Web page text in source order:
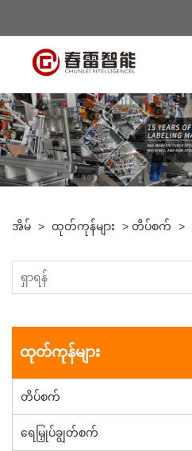
အိမ် > ထုတ်ကုန်များ > တိပ်စက် >
ထုတ်ကုန်များ
တိပ်စက်
ရေမြှုပ်ချွတ်စက်